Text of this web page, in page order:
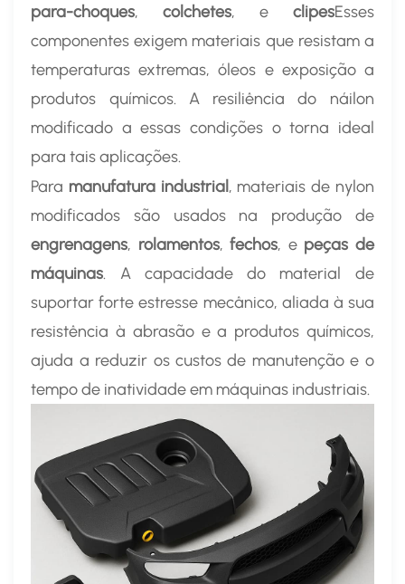
para-choques,colchetes, e clipesEsses
componentes exigem materiais que resistam a
temperaturas extremas, óleos e exposição a
produtos químicos. A resiliência do náilon
modificado a essas condições o torna ideal
para tais aplicações.
Para manufatura industrial, materiais de nylon
modificados são usados ​​na produção de
engrenagens, rolamentos,fechos, e peças de
máquinas. A capacidade do material de
suportar forte estresse mecânico, aliada à sua
resistência à abrasão e a produtos químicos,
ajuda a reduzir os custos de manutenção e o
tempo de inatividade em máquinas industriais.